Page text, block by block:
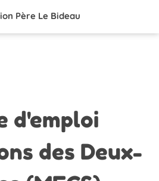
Père Le Bideau
d'emploi
des Deux-